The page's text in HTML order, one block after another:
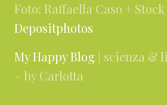
Foto: Raffaella Caso +
Depositphotos
My Happy Blog | scienza &
– by Carlotta